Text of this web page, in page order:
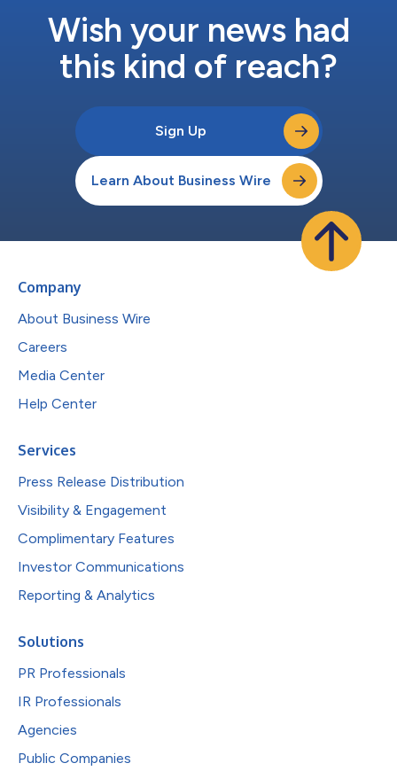
Wish your news had
this kind of reach?
Sign Up
Learn About Business Wire
Company
About Business Wire
Careers
Media Center
Help Center
Services
Press Release Distribution
Visibility & Engagement
Complimentary Features
Investor Communications
Reporting & Analytics
Solutions
PR Professionals
IR Professionals
Agencies
Public Companies